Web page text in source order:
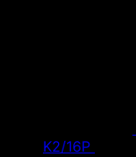
K2/16P